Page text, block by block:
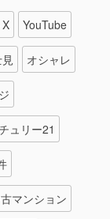
YouTube
オシャレ
ュリー21
マンション